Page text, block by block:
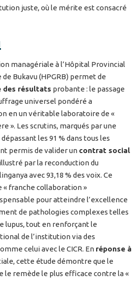
juste, où le mérite est consacré
managériale à l’Hôpital Provincial
Bukavu (HPGRB) permet de
des résultats probante : le passage
universel pondéré a
en un véritable laboratoire de «
». Les scrutins, marqués par une
les 91 % dans tous les
permis de valider un contrat social
par la reconduction du
avec 93,18 % des voix. Ce
« franche collaboration »
pour atteindre l’excellence
de pathologies complexes telles
lupus, tout en renforçant le
de l’institution via des
celui avec le CICR. En réponse à
cette étude démontre que le
le remède le plus efficace contre la «